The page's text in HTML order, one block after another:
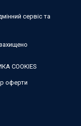
сервіс та
COOKIES
оферти